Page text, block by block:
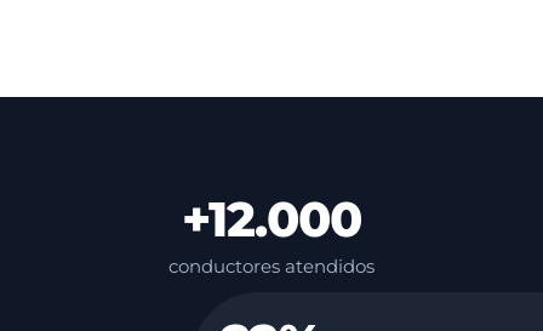
+12.000
conductores atendidos